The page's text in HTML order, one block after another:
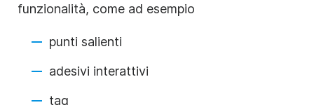
funzionalità, come ad esempio
punti salienti
adesivi interattivi
tag